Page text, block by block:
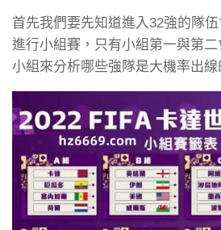
首先我們要先知道進入32強的隊
進行小組賽，只有小組第一與第
小組來分析哪些強隊是大機率出線